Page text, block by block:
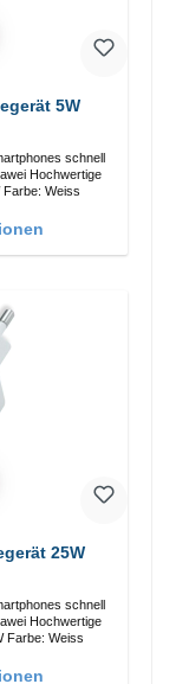
5W
schnell
Farbe: Weiss
25W
schnell
Farbe: Weiss